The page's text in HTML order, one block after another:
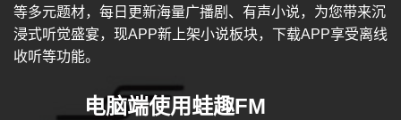
等多元题材，每日更新海量广播剧、有声小说，为您带来沉
浸式听觉盛宴，现APP新上架小说板块，下载APP享受离线
收听等功能。
电脑端使用蛙趣FM